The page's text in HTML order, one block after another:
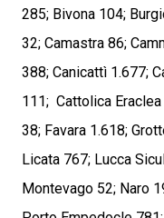
285; Bivona 104;
32; Camastra 86;
388; Canicattì 1.677;
111; Cattolica
38; Favara 1.618;
Licata 767; Lucca
Montevago 52; Naro